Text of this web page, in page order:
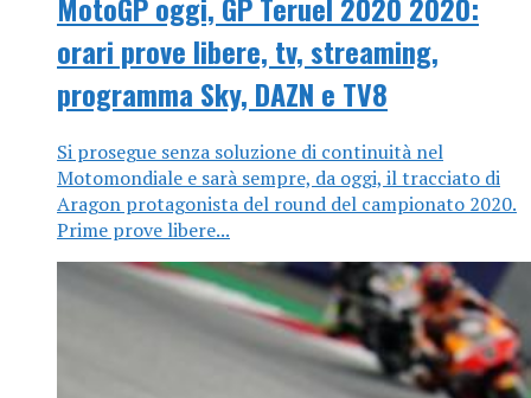
MotoGP oggi, GP Teruel 2020 2020:
orari prove libere, tv, streaming,
programma Sky, DAZN e TV8
Si prosegue senza soluzione di continuità nel
Motomondiale e sarà sempre, da oggi, il tracciato di
Aragon protagonista del round del campionato 2020.
Prime prove libere...